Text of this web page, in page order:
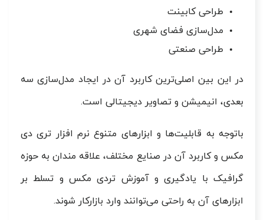
طراحی کابینت
مدل‌سازی فضای شهری
طراحی صنعتی
در این بین اصلی‌ترین کاربرد آن در ایجاد مدل‌سازی سه
بعدی، انیمیشن و تصاویر دیجیتالی است.
باتوجه به قابلیت‌ها و ابزارهای متنوع نرم افزار تری دی
مکس و کاربرد آن در صنایع مختلف، علاقه مندان به حوزه
گرافیک با یادگیری و آموزش تردی مکس و تسلط بر
ابزارهای آن به راحتی می‌توانند وارد بازارکار شوند.